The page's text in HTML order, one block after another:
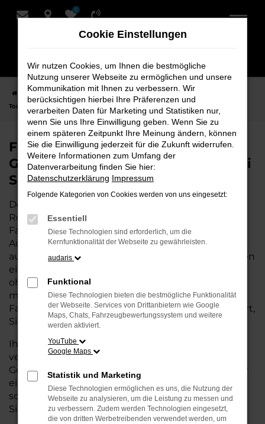
Zum
0
Startseite Rotenburg VW VW Touareg
Finden Sie Ihren VW
Touareg Gebrauchtwagen für Rotenburg bei Schmidt + Koch
Finden Sie Ihren VW Touareg
Gebrauchtwagen für Rotenburg bei
Schmidt + Koch
Der VW Touareg ist die perfekte Wahl für alle in
Rotenburg, die ein zuverlässiges und modernes
Fahrzeug suchen.Mit seiner erstklassigen
Ausstattung, der niedrigen Laufleistung und der
ausgezeichneten Pflege ist dieser Gebrauchtwagen
eine kostengünstige Alternative zum Neuwagen,
ohne auf Komfort und Qualität verzichten zu
müssen. Ob im Stadtverkehr oder für längere
Fahrten, der Touareg überzeugt durch Fahrkomfort,
Sicherheit und Wirtschaftlichkeit.
Ihr VW Autohaus in Rotenburg ist Ihr
vertrauenswürdiger Partner, wenn es um
Gebrauchtwagen geht. Wir bieten Ihnen nicht nur
eine große Auswahl an geprüften Fahrzeugen,
sondern auch eine fachkundige Beratung, damit
Sie das für Sie passende Modell finden.
Cookie Einstellungen
Wir nutzen Cookies, um Ihnen die bestmögliche
Nutzung unserer Webseite zu ermöglichen und unsere
Kommunikation mit Ihnen zu verbessern. Wir
berücksichtigen hierbei Ihre Präferenzen und
verarbeiten Daten für Marketing und Statistiken nur,
wenn Sie uns Ihre Einwilligung geben. Wenn Sie zu
einem späteren Zeitpunkt Ihre Meinung ändern, können
Sie die Einwilligung jederzeit für die Zukunft widerrufen.
Weitere Informationen zum Umfang der
Datenverarbeitung finden Sie hier:
Datenschutzerklärung Impressum
Folgende Kategorien von Cookies werden von uns eingesetzt:
Essentiell
Diese Technologien sind erforderlich, um die
Kernfunktionalität der Webseite zu gewährleisten.
audaris
Funktional
Diese Technologien bieten die bestmögliche Funktionalität
der Webseite. Services von Drittanbietern wie Google
Maps, Chats, Fahrzeugbewertungssystem und weitere
werden aktiviert.
YouTube
Google Maps
Statistik und Marketing
Diese Technologien ermöglichen es uns, die Nutzung der
Webseite zu analysieren, um die Leistung zu messen und
zu verbessern. Zudem werden Technologien eingesetzt,
die von dritten Werbetreibenden verwendet werden, um